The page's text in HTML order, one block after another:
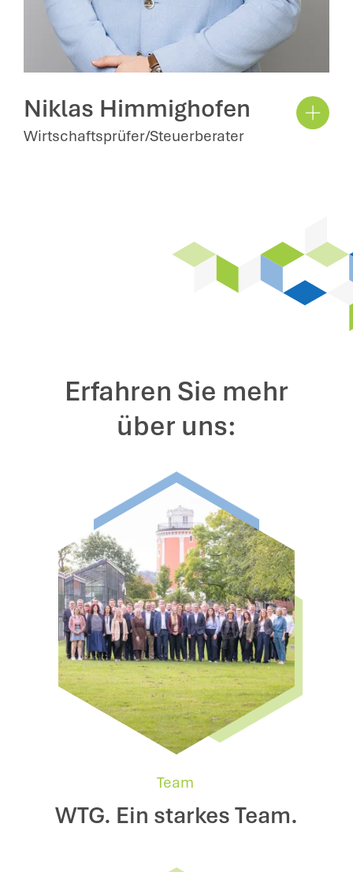
Niklas Himmighofen
Wirtschaftsprüfer/Steuerberater
Erfahren Sie mehr
über uns:
Team
WTG. Ein starkes Team.